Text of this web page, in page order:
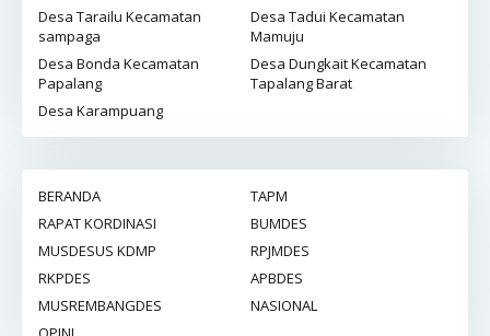
Desa Tarailu Kecamatan
sampaga
Desa Tadui Kecamatan
Mamuju
Desa Bonda Kecamatan
Papalang
Desa Dungkait Kecamatan
Tapalang Barat
Desa Karampuang
BERANDA
TAPM
RAPAT KORDINASI
BUMDES
MUSDESUS KDMP
RPJMDES
RKPDES
APBDES
MUSREMBANGDES
NASIONAL